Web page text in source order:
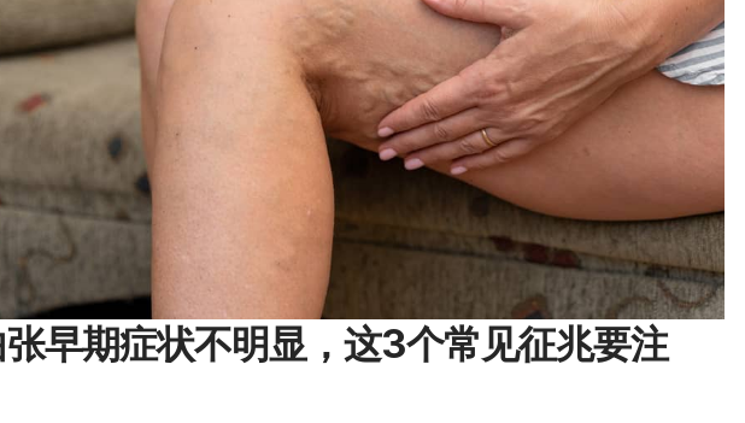
早期症状不明显，这3个常见征兆要注